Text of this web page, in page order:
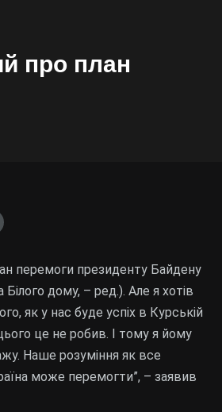
про план
перемоги президенту Байдену
дому, – ред.). Але я хотів
як у нас буде успіх в Курській
це не робив. І тому я йому
Наше розуміння як все
може перемогти”, – заявив